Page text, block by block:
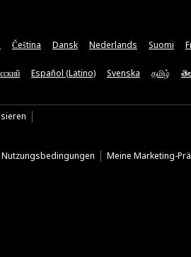
Čeština Dansk Nederlands Suomi
Español (Latino) Svenska தமிழ்
Nutzungsbedingungen Meine Marketing-